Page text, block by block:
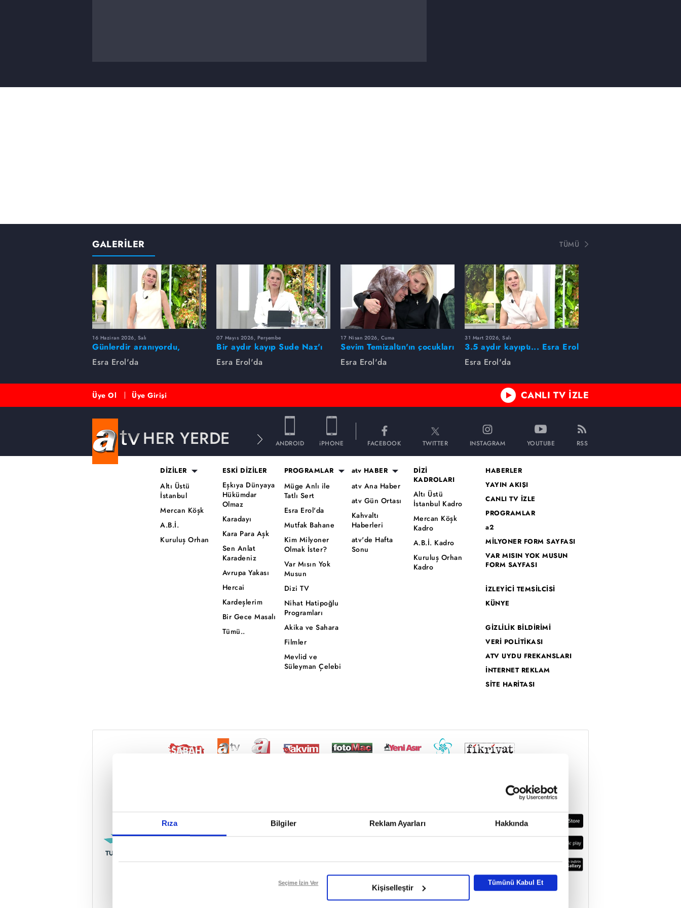
Rıza Bilgiler Reklam Ayarları Hakkında
Reddet
Seçime İzin Ver
Kişiselleştir
Tümünü Kabul Et
GALERİLER TÜMÜ
16 Haziran 2026, Salı
Günlerdir aranıyordu,
dakikalar içinde bulundu!
Esra Erol'da
07 Mayıs 2026, Perşembe
Bir aydır kayıp Sude Naz'ı
Esra Erol buldu
Esra Erol'da
17 Nisan 2026, Cuma
Sevim Temizaltın'ın çocukları
nerede?
Esra Erol'da
31 Mart 2026, Salı
3.5 aydır kayıptı... Esra Erol
buldu!
Esra Erol'da
Üye Ol Üye Girişi CANLI TV İZLE
HER YERDE ANDROID iPHONE FACEBOOK TWITTER INSTAGRAM YOUTUBE RSS
DİZİLER
Altı Üstü
İstanbul
Mercan Köşk
A.B.İ.
Kuruluş Orhan
ESKİ DİZİLER
Eşkıya Dünyaya
Hükümdar
Olmaz
Karadayı
Kara Para Aşk
Sen Anlat
Karadeniz
Avrupa Yakası
Hercai
Kardeşlerim
Bir Gece Masalı
Tümü..
PROGRAMLAR
Müge Anlı ile
Tatlı Sert
Esra Erol'da
Mutfak Bahane
Kim Milyoner
Olmak İster?
Var Mısın Yok
Musun
Dizi TV
Nihat Hatipoğlu
Programları
Akika ve Sahara
Filmler
Mevlid ve
Süleyman Çelebi
atv HABER
atv Ana Haber
atv Gün Ortası
Kahvaltı
Haberleri
atv'de Hafta
Sonu
DİZİ
KADROLARI
Altı Üstü
İstanbul Kadro
Mercan Köşk
Kadro
A.B.İ. Kadro
Kuruluş Orhan
Kadro
HABERLER
YAYIN AKIŞI
CANLI TV İZLE
PROGRAMLAR
a2
MİLYONER FORM SAYFASI
VAR MISIN YOK MUSUN
FORM SAYFASI
İZLEYİCİ TEMSİLCİSİ
KÜNYE
GİZLİLİK BİLDİRİMİ
VERİ POLİTİKASI
ATV UYDU FREKANSLARI
İNTERNET REKLAM
SİTE HARİTASI